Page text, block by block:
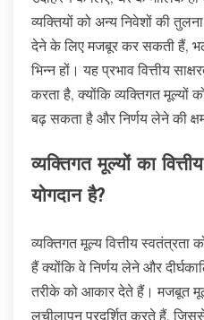
व्यक्तियों को अन्य निवेशों की
देने के लिए मजबूर कर सकती हैं, भले
भिन्न हों। यह प्रभाव वित्तीय
करता है, क्योंकि व्यक्तिगत मूल्यों
बढ़ सकता है और निर्णय लेने की
व्यक्तिगत मूल्यों का
योगदान है?
व्यक्तिगत मूल्य वित्तीय स्वतंत्रता
हैं क्योंकि वे निर्णय लेने और
तरीके को आकार देते हैं। मजबूत
लचीलापन प्रदर्शित करते हैं, जिससे